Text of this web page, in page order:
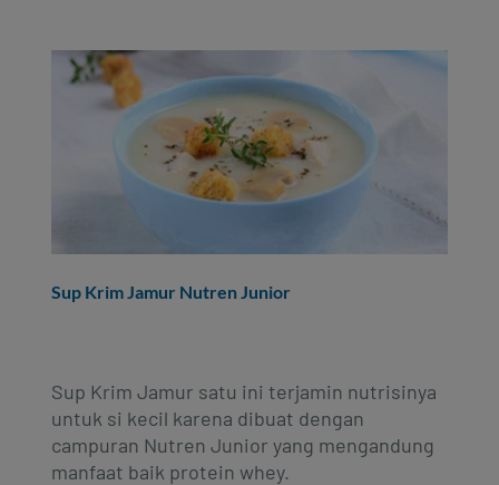
Sup Krim Jamur Nutren Junior
Sup Krim Jamur satu ini terjamin nutrisinya
untuk si kecil karena dibuat dengan
campuran Nutren Junior yang mengandung
manfaat baik protein whey.